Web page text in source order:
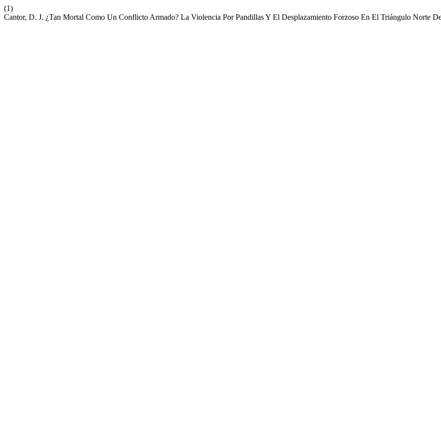
(1)
Cantor, D. J. ¿Tan Mortal Como Un Conflicto Armado? La Violencia Por Pandillas Y El Desplazamiento Forzoso En El Triángulo Norte